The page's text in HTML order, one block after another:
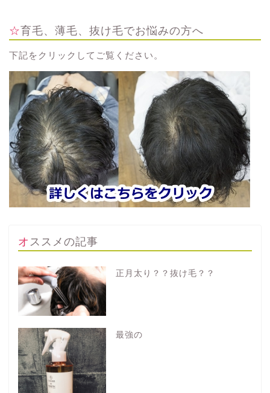
☆育毛、薄毛、抜け毛でお悩みの方へ
下記をクリックしてご覧ください。
オススメの記事
正月太り？？抜け毛？？
最強の